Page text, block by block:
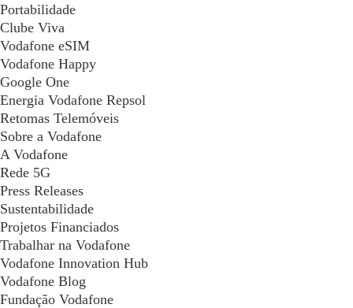
Portabilidade
Clube Viva
Vodafone eSIM
Vodafone Happy
Google One
Energia Vodafone Repsol
Retomas Telemóveis
Sobre a Vodafone
A Vodafone
Rede 5G
Press Releases
Sustentabilidade
Projetos Financiados
Trabalhar na Vodafone
Vodafone Innovation Hub
Vodafone Blog
Fundação Vodafone